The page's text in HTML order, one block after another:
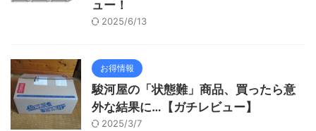
ュー！
2025/6/13
お得情報
駿河屋の「状態難」商品、買ったら意
外な結果に…【ガチレビュー】
2025/3/7